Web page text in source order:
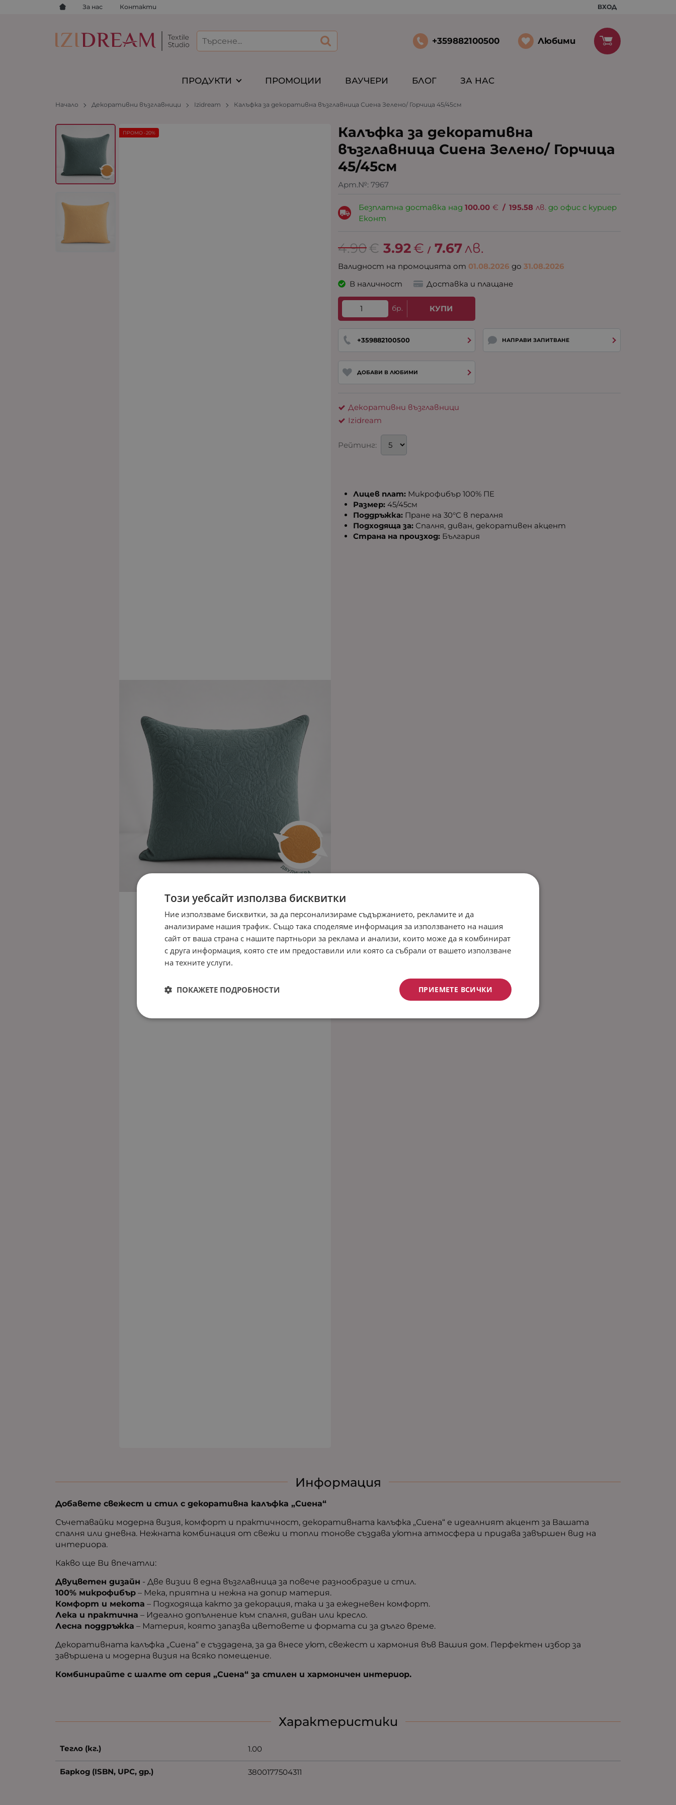
За нас Контакти ВХОД
+359882100500 Любими
ПРОДУКТИ ПРОМОЦИИ ВАУЧЕРИ БЛОГ ЗА НАС
Начало Декоративни възглавници Izidream Калъфка за декоративна възглавница Сиена Зелено/ Горчица 45/45см
Калъфка за декоративна
възглавница Сиена Зелено/ Горчица
45/45см
Арт.№: 7967
ПРОМО -20%
Безплатна доставка над100.00 € / 195.58 лв. до офис с куриер
Еконт
4.90€ 3.92 € / 7.67лв.
Валидност на промоцията от 01.08.2026 до 31.08.2026
В наличност
Доставка и плащане
бр. КУПИ
+359882100500 НАПРАВИ ЗАПИТВАНЕ
ДОБАВИ В ЛЮБИМИ
Декоративни възглавници
Izidream
Рейтинг:
Лицев плат: Микрофибър 100% ПЕ
Размер: 45/45см
Поддръжка: Пране на 30°C в пералня
Подходяща за: Спалня, диван, декоративен акцент
Страна на произход: България
Информация
Добавете свежест и стил с декоративна калъфка „Сиена“
Съчетавайки модерна визия, комфорт и практичност, декоративната калъфка „Сиена“ е идеалният акцент за Вашата
спалня или дневна. Нежната комбинация от свежи и топли тонове създава уютна атмосфера и придава завършен вид на
интериора.
Какво ще Ви впечатли:
Двуцветен дизайн - Две визии в една възглавница за повече разнообразие и стил.
100% микрофибър – Мека, приятна и нежна на допир материя.
Комфорт и мекота – Подходяща както за декорация, така и за ежедневен комфорт.
Лека и практична – Идеално допълнение към спалня, диван или кресло.
Лесна поддръжка – Материя, която запазва цветовете и формата си за дълго време.
Декоративната калъфка „Сиена“ е създадена, за да внесе уют, свежест и хармония във Вашия дом. Перфектен избор за
завършена и модерна визия на всяко помещение.
Комбинирайте с шалте от серия „Сиена“ за стилен и хармоничен интериор.
Характеристики
Тегло (кг.) 1.00
Баркод (ISBN, UPC, др.) 3800177504311
Този уебсайт използва бисквитки
Ние използваме бисквитки, за да персонализираме съдържанието, рекламите и да
анализираме нашия трафик. Също така споделяме информация за използването на нашия
сайт от ваша страна с нашите партньори за реклама и анализи, които може да я комбинират
с друга информация, която сте им предоставили или която са събрали от вашето използване
на техните услуги.
ПРИЕМЕТЕ ВСИЧКИ
ПОКАЖЕТЕ ПОДРОБНОСТИ